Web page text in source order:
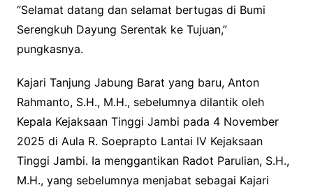
“Selamat datang dan selamat bertugas di Bumi
Serengkuh Dayung Serentak ke Tujuan,”
pungkasnya.
Kajari Tanjung Jabung Barat yang baru, Anton
Rahmanto, S.H., M.H., sebelumnya dilantik oleh
Kepala Kejaksaan Tinggi Jambi pada 4 November
2025 di Aula R. Soeprapto Lantai IV Kejaksaan
Tinggi Jambi. Ia menggantikan Radot Parulian, S.H.,
M.H., yang sebelumnya menjabat sebagai Kajari